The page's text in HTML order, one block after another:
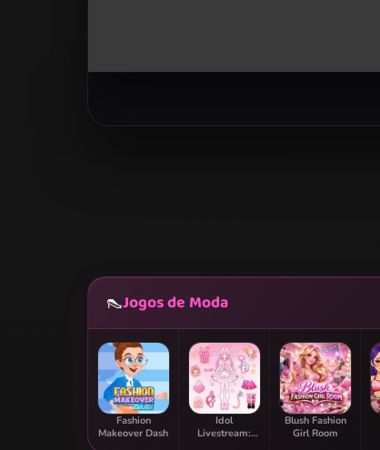
👠Jogos de Moda
Fashion
Makeover Dash
Idol
Livestream:
Blush Fashion
Girl Room